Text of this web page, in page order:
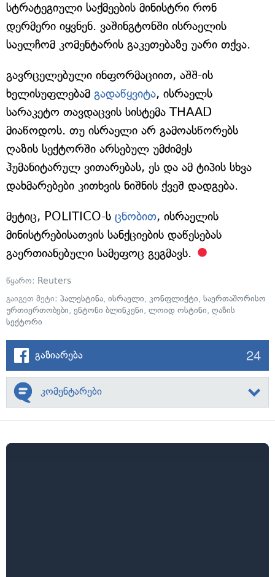
სტრატეგიული საქმეების მინისტრი რონ
დერმერი იყვნენ. ვაშინგტონში ისრაელის
საელჩომ კომენტარის გაკეთებაზე უარი თქვა.
გავრცელებული ინფორმაციით, აშშ-ის
ხელისუფლებამ გადაწყვიტა, ისრაელს
სარაკეტო თავდაცვის სისტემა THAAD
მიაწოდოს. თუ ისრაელი არ გამოასწორებს
ღაზის სექტორში არსებულ უმძიმეს
ჰუმანიტარულ ვითარებას, ეს და ამ ტიპის სხვა
დახმარებები კითხვის ნიშნის ქვეშ დადგება.
მეტიც, POLITICO-ს ცნობით, ისრაელის
მინისტრებისათვის სანქციების დაწესებას
გაერთიანებული სამეფოც გეგმავს.
წყარო: Reuters
გაიგეთ მეტი: პალესტინა, ისრაელი, კონფლიქტი, საერთაშორისო
ურთიერთობები, ენტონი ბლინკენი, ლოიდ ოსტინი, ღაზის
სექტორი
გაზიარება 24
კომენტარები